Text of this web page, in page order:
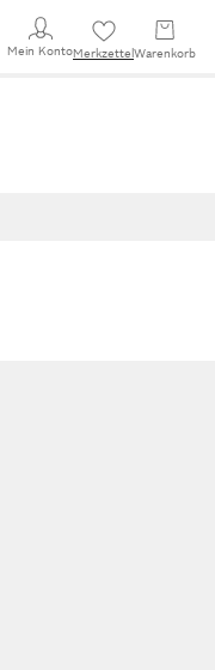
Mein KontoMerkzettel Warenkorb